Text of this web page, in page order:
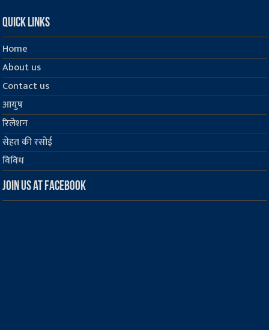
Quick Links
Home
About us
Contact us
आयुष
रिलेशन
सेहत की रसोई
विविध
Join us at Facebook